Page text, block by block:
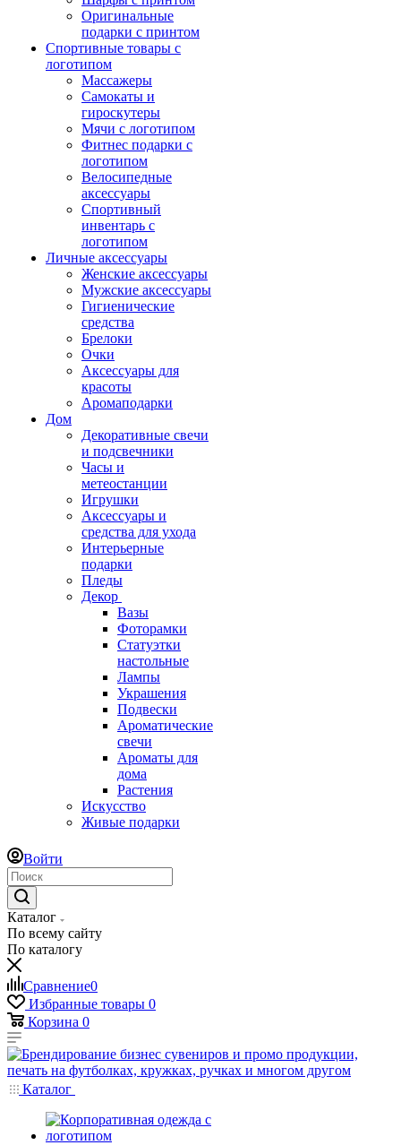
Оригинальные
подарки с принтом
Спортивные товары с
логотипом
Массажеры
Самокаты и
гироскутеры
Мячи с логотипом
Фитнес подарки с
логотипом
Велосипедные
аксессуары
Спортивный
инвентарь с
логотипом
Личные аксессуары
Женские аксессуары
Мужские аксессуары
Гигиенические
средства
Брелоки
Очки
Аксессуары для
красоты
Аромаподарки
Дом
Декоративные свечи
и подсвечники
Часы и
метеостанции
Игрушки
Аксессуары и
средства для ухода
Интерьерные
подарки
Пледы
Декор
Вазы
Фоторамки
Статуэтки
настольные
Лампы
Украшения
Подвески
Ароматические
свечи
Ароматы для
дома
Растения
Искусство
Живые подарки
Войти
Каталог
По всему сайту
По каталогу
Сравнение0
Избранные товары 0
Корзина 0
Каталог